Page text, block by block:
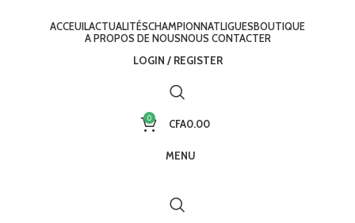
ACCEUILACTUALITÉSCHAMPIONNATLIGUESBOUTIQUE
A PROPOS DE NOUSNOUS CONTACTER
LOGIN / REGISTER
0 CFA0.00
MENU